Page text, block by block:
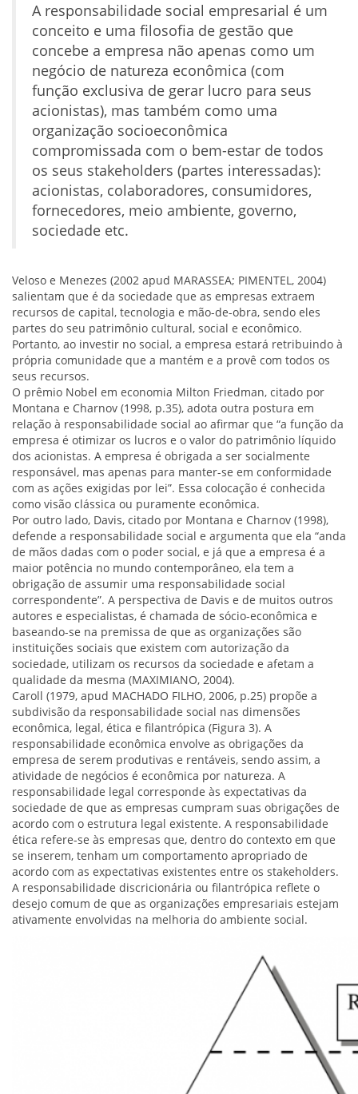
A responsabilidade social empresarial é um
conceito e uma filosofia de gestão que
concebe a empresa não apenas como um
negócio de natureza econômica (com
função exclusiva de gerar lucro para seus
acionistas), mas também como uma
organização socioeconômica
compromissada com o bem-estar de todos
os seus stakeholders (partes interessadas):
acionistas, colaboradores, consumidores,
fornecedores, meio ambiente, governo,
sociedade etc.
Veloso e Menezes (2002 apud MARASSEA; PIMENTEL, 2004)
salientam que é da sociedade que as empresas extraem
recursos de capital, tecnologia e mão-de-obra, sendo eles
partes do seu patrimônio cultural, social e econômico.
Portanto, ao investir no social, a empresa estará retribuindo à
própria comunidade que a mantém e a provê com todos os
seus recursos.
O prêmio Nobel em economia Milton Friedman, citado por
Montana e Charnov (1998, p.35), adota outra postura em
relação à responsabilidade social ao afirmar que “a função da
empresa é otimizar os lucros e o valor do patrimônio líquido
dos acionistas. A empresa é obrigada a ser socialmente
responsável, mas apenas para manter-se em conformidade
com as ações exigidas por lei”. Essa colocação é conhecida
como visão clássica ou puramente econômica.
Por outro lado, Davis, citado por Montana e Charnov (1998),
defende a responsabilidade social e argumenta que ela “anda
de mãos dadas com o poder social, e já que a empresa é a
maior potência no mundo contemporâneo, ela tem a
obrigação de assumir uma responsabilidade social
correspondente”. A perspectiva de Davis e de muitos outros
autores e especialistas, é chamada de sócio-econômica e
baseando-se na premissa de que as organizações são
instituições sociais que existem com autorização da
sociedade, utilizam os recursos da sociedade e afetam a
qualidade da mesma (MAXIMIANO, 2004).
Caroll (1979, apud MACHADO FILHO, 2006, p.25) propõe a
subdivisão da responsabilidade social nas dimensões
econômica, legal, ética e filantrópica (Figura 3). A
responsabilidade econômica envolve as obrigações da
empresa de serem produtivas e rentáveis, sendo assim, a
atividade de negócios é econômica por natureza. A
responsabilidade legal corresponde às expectativas da
sociedade de que as empresas cumpram suas obrigações de
acordo com o estrutura legal existente. A responsabilidade
ética refere-se às empresas que, dentro do contexto em que
se inserem, tenham um comportamento apropriado de
acordo com as expectativas existentes entre os stakeholders.
A responsabilidade discricionária ou filantrópica reflete o
desejo comum de que as organizações empresariais estejam
ativamente envolvidas na melhoria do ambiente social.